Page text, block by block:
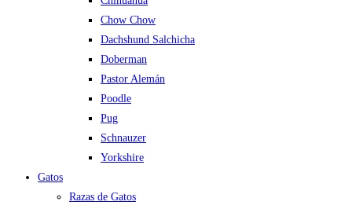
Chow Chow
Dachshund Salchicha
Doberman
Pastor Alemán
Poodle
Pug
Schnauzer
Yorkshire
Gatos
Razas de Gatos